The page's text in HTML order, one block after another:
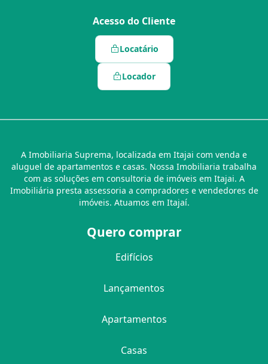
Acesso do Cliente
Locatário
Locador
A Imobiliaria Suprema, localizada em Itajai com venda e
aluguel de apartamentos e casas. Nossa Imobiliaria trabalha
com as soluções em consultoria de imóveis em Itajai. A
Imobiliária presta assessoria a compradores e vendedores de
imóveis. Atuamos em Itajaí.
Quero comprar
Edifícios
Lançamentos
Apartamentos
Casas